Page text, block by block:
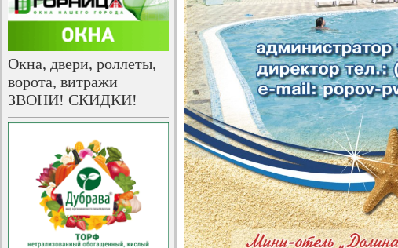
Окна, двери, роллеты,
ворота, витражи
ЗВОНИ! СКИДКИ!